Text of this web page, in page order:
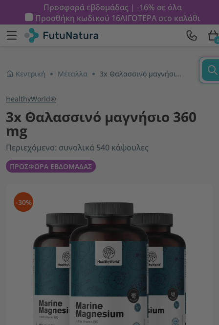
Προσφορά εβδομάδας | -16% σε όλα
Προσθήκη κωδικού 16ΛΙΓΟΤΕΡΑστο καλάθι
0
Κεντρική Μέταλλα 3x Θαλασσινό μαγνήσιο 360 mg
HealthyWorld®
3x Θαλασσινό μαγνήσιο 360
mg
Περιεχόμενο: συνολικά 540 κάψουλες
ΠΡΟΣΦΟΡΑ ΕΒΔΟΜΑΔΑΣ
-30%